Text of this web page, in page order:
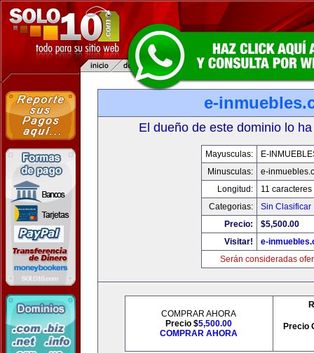
e-
El dueño de este dominio lo
Mayusculas:
E-
Minusculas:
e-
Longitud:
11 caracteres
Categorias:
Sin Clasificar
Precio:
$5,500.00
Visitar!
e-
Serán consideradas
COMPRAR AHORA
Precio $5,500.00
COMPRAR AHORA
Precio